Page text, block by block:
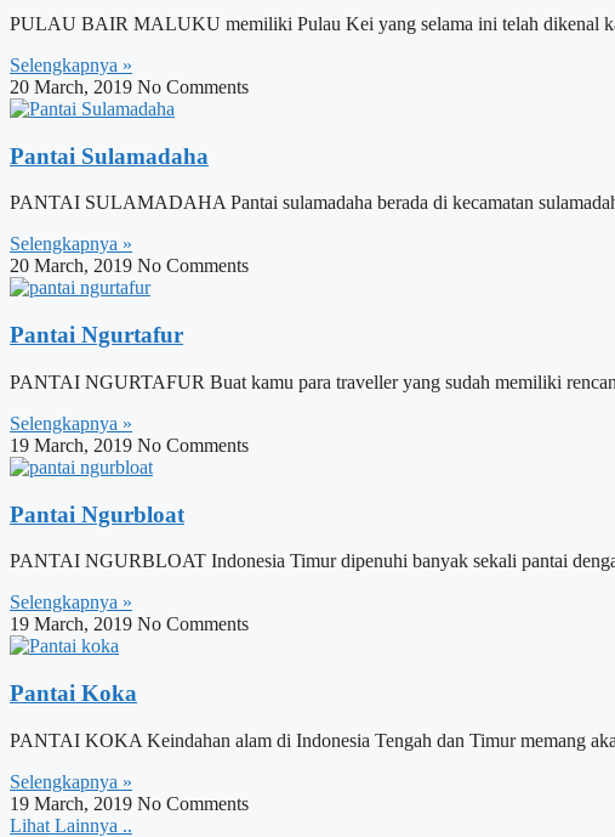
PULAU BAIR MALUKU memiliki Pulau Kei yang selama ini telah dikenal
Selengkapnya »
20 March, 2019 No Comments
Pantai Sulamadaha
PANTAI SULAMADAHA Pantai sulamadaha berada di kecamatan
Selengkapnya »
20 March, 2019 No Comments
Pantai Ngurtafur
PANTAI NGURTAFUR Buat kamu para traveller yang sudah memiliki
Selengkapnya »
19 March, 2019 No Comments
Pantai Ngurbloat
PANTAI NGURBLOAT Indonesia Timur dipenuhi banyak sekali pantai
Selengkapnya »
19 March, 2019 No Comments
Pantai Koka
PANTAI KOKA Keindahan alam di Indonesia Tengah dan Timur memang
Selengkapnya »
19 March, 2019 No Comments
Lihat Lainnya ..